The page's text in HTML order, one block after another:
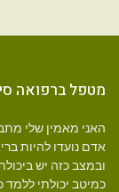
מטפל ברפואה
אדם נועדו להיות
ובמצב כזה יש
כמיטב יכולתי